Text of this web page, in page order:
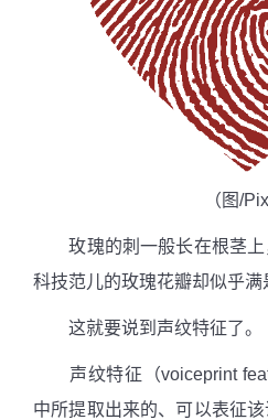
（图/
玫瑰的刺一般长在根茎上
科技范儿的玫瑰花瓣却似乎满
这就要说到声纹特征了。
声纹特征（voiceprint
中所提取出来的、可以表征